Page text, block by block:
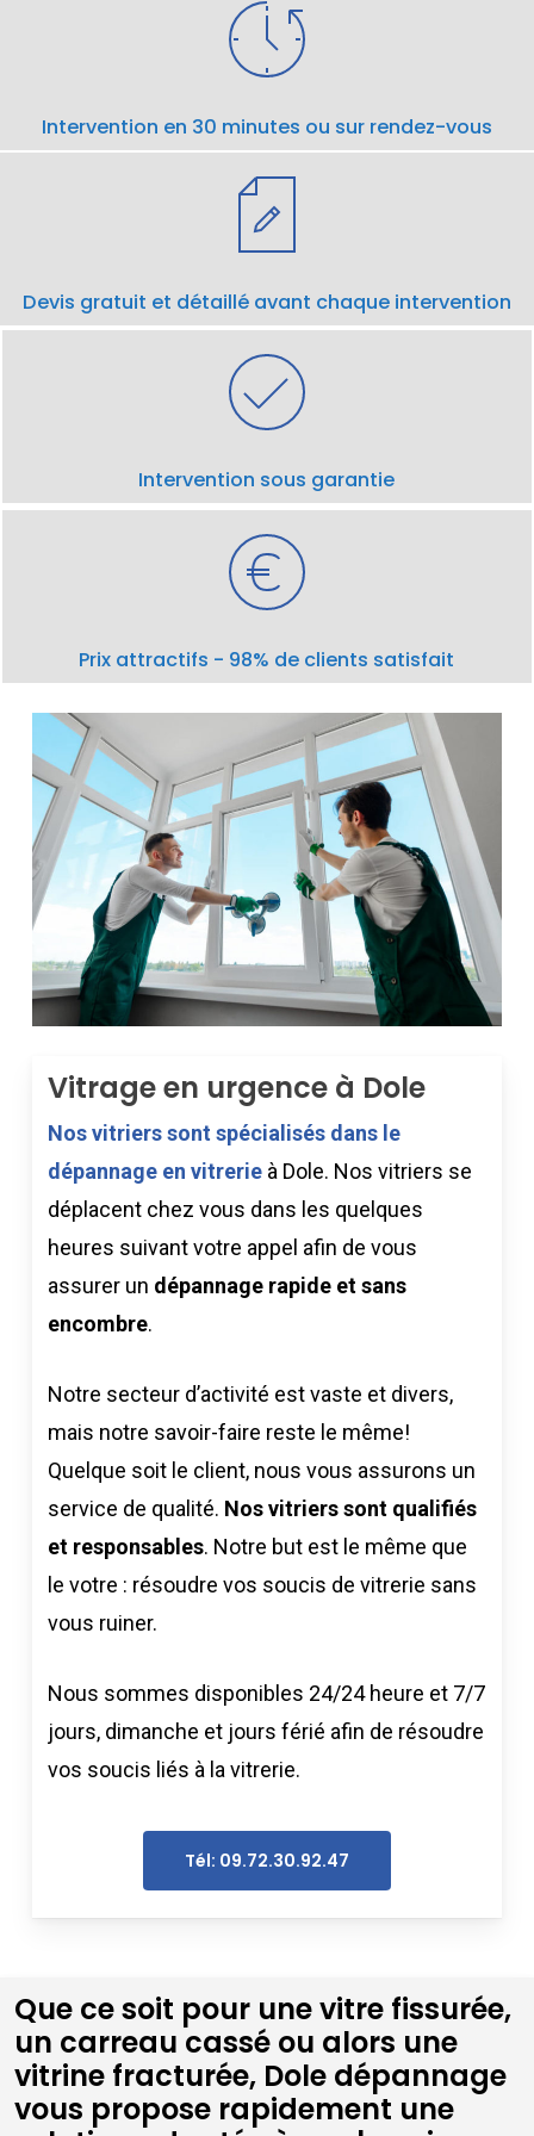
Intervention en 30 minutes ou sur rendez-vous
Devis gratuit et détaillé avant chaque intervention
Intervention sous garantie
Prix attractifs - 98% de clients satisfait
Vitrage en urgence à Dole
Nos vitriers sont spécialisés dans le
dépannage en vitrerie à Dole. Nos vitriers se
déplacent chez vous dans les quelques
heures suivant votre appel afin de vous
assurer un dépannage rapide et sans
encombre.
Notre secteur d’activité est vaste et divers,
mais notre savoir-faire reste le même!
Quelque soit le client, nous vous assurons un
service de qualité. Nos vitriers sont qualifiés
et responsables. Notre but est le même que
le votre : résoudre vos soucis de vitrerie sans
vous ruiner.
Nous sommes disponibles 24/24 heure et 7/7
jours, dimanche et jours férié afin de résoudre
vos soucis liés à la vitrerie.
Tél: 09.72.30.92.47
Que ce soit pour une vitre fissurée,
un carreau cassé ou alors une
vitrine fracturée, Dole dépannage
vous propose rapidement une